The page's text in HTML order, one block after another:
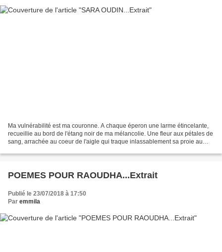
Ma vulnérabilité est ma couronne. A chaque éperon une larme étincelante,
recueillie au bord de l'étang noir de ma mélancolie. Une fleur aux pétales de
sang, arrachée au coeur de l'aigle qui traque inlassablement sa proie au
POEMES POUR RAOUDHA...Extrait
Publié le 23/07/2018 à 17:50
Par emmila